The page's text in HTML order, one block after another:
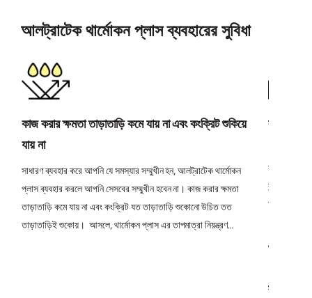
আলট্রাটেক থার্মোকন প্লাস ব্যবহারের সুবিধা
কাজ করার ক্ষমতা তাড়াতাড়ি কমে যায় না এবং কংক্রিট শুকিয়ে
যায় না
সাধারণ ব্যবহার করে আপনি যে সমস্যার সম্মুখীন হন, আলট্রাটেক থার্মোকন
প্লাস ব্যবহার করলে আপনি সেসবের সম্মুখীন হবেন না। কাজ করার ক্ষমতা
তাড়াতাড়ি কমে যায় না এবং কংক্রিট যত তাড়াতাড়ি শুকোনো উচিত তত
তাড়াতাড়িই শুকোয়। আসলে, থার্মোকন প্লাস এর তাপমাত্রা নিয়ন্ত্রণ
কংক্রিটের
করে,
ক্র্যাকিংয়ের
আমাদের